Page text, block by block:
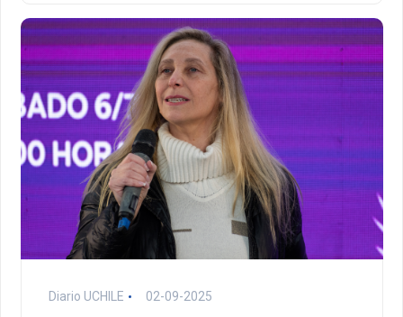
Diario UCHILE 02-09-2025